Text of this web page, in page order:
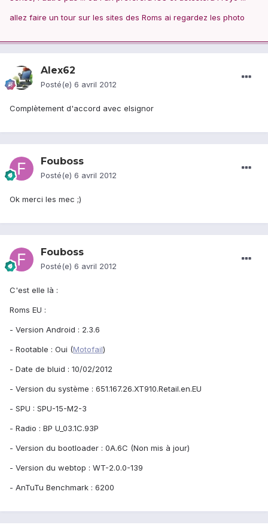
allez faire un tour sur les sites des Roms ai regardez les photo
Alex62
Posté(e) 6 avril 2012
Complètement d'accord avec elsignor
Fouboss
Posté(e) 6 avril 2012
Ok merci les mec ;)
Fouboss
Posté(e) 6 avril 2012
C'est elle là :
Roms EU :
- Version Android : 2.3.6
- Rootable : Oui (Motofail)
- Date de bluid : 10/02/2012
- Version du système : 651.167.26.XT910.Retail.en.EU
- SPU : SPU-15-M2-3
- Radio : BP U_03.1C.93P
- Version du bootloader : 0A.6C (Non mis à jour)
- Version du webtop : WT-2.0.0-139
- AnTuTu Benchmark : 6200